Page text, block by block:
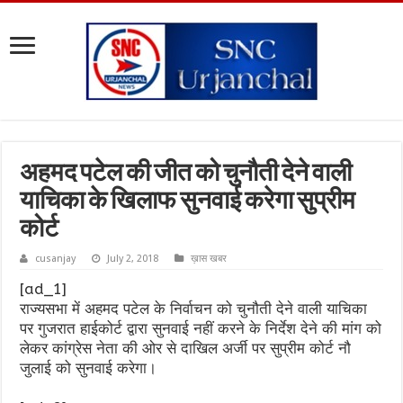
अहमद पटेल की जीत को चुनौती देने वाली
याचिका के खिलाफ सुनवाई करेगा सुप्रीम
कोर्ट
cusanjay July 2, 2018 ख़ास खबर
[ad_1]
राज्यसभा में अहमद पटेल के निर्वाचन को चुनौती देने वाली याचिका
पर गुजरात हाईकोर्ट द्वारा सुनवाई नहीं करने के निर्देश देने की मांग को
लेकर कांग्रेस नेता की ओर से दाखिल अर्जी पर सुप्रीम कोर्ट नौ
जुलाई को सुनवाई करेगा।